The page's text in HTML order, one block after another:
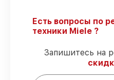
K 14827 SD,
Сервис с
восстановлению
Мы гарантируем:
Есть вопросы по
техники Miele ?
Запишитесь на